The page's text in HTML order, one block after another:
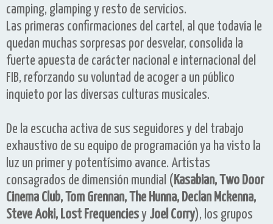
camping, glamping y resto de servicios.
Las primeras confirmaciones del cartel, al que todavía le
quedan muchas sorpresas por desvelar, consolida la
fuerte apuesta de carácter nacional e internacional del
FIB, reforzando su voluntad de acoger a un público
inquieto por las diversas culturas musicales.
De la escucha activa de sus seguidores y del trabajo
exhaustivo de su equipo de programación ya ha visto la
luz un primer y potentísimo avance. Artistas
consagrados de dimensión mundial ( Kasabian, Two Door
Cinema Club, Tom Grennan, The Hunna, Declan Mckenna,
Steve Aoki, Lost Frequenciesy Joel Corry), los grupos